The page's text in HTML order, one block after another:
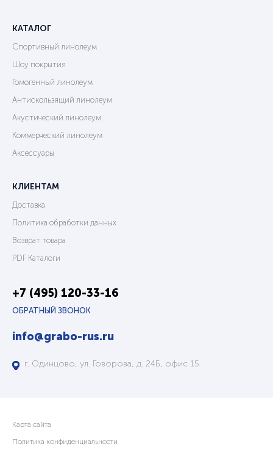
КАТАЛОГ
Спортивный линолеум
Шоу покрытия
Гомогенный линолеум
Антискользящий линолеум
Акустический линолеум
Коммерческий линолеум
Аксессуары
КЛИЕНТАМ
Доставка
Политика обработки данных
Возврат товара
PDF Каталоги
+7 (495) 120-33-16
ОБРАТНЫЙ ЗВОНОК
info@grabo-rus.ru
г. Одинцово, ул. Говорова, д. 24Б, офис 15
Карта сайта
Политика конфиденциальности